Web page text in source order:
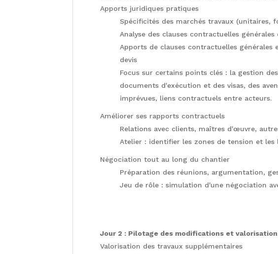
Apports juridiques pratiques
Spécificités des marchés travaux (unitaires,
Analyse des clauses contractuelles
Apports de clauses contractuelles
devis
Focus sur certains points clés : la gestion
documents d'exécution et des visas, des
imprévues, liens contractuels entre acteurs.
Améliorer ses rapports contractuels
Relations avec clients, maîtres d'œuvre,
Atelier : identifier les zones de tension et les
Négociation tout au long du chantier
Préparation des réunions, argumentation,
Jeu de rôle : simulation d'une négociation
Jour 2 : Pilotage des modifications et
Valorisation des travaux supplémentaires